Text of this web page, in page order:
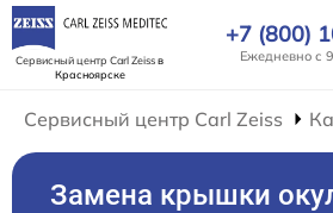
Сервисный центр Carl Zeissв
Красноярске
+7 (800)
Ежедневно с
Сервисный центр Carl Zeiss
Замена крышки